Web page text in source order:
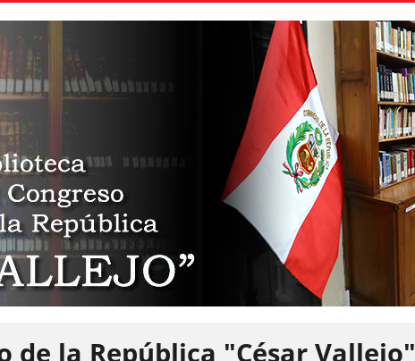
de la República "César Vallejo"